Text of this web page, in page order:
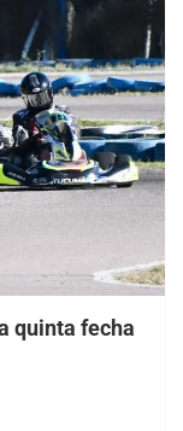
quinta fecha